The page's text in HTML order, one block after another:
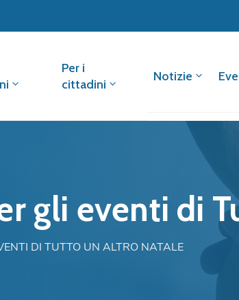
Per i
cittadini
Notizie
gli eventi di
DI TUTTO UN ALTRO NATALE